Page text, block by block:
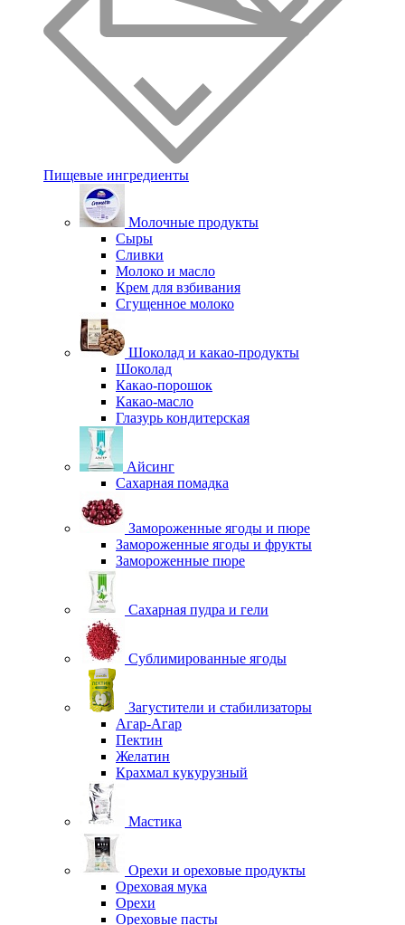
Пищевые ингредиенты
Молочные продукты
Сыры
Сливки
Молоко и масло
Крем для взбивания
Сгущенное молоко
Шоколад и какао-продукты
Шоколад
Какао-порошок
Какао-масло
Глазурь кондитерская
Айсинг
Сахарная помадка
Замороженные ягоды и пюре
Замороженные ягоды и фрукты
Замороженные пюре
Сахарная пудра и гели
Сублимированные ягоды
Загустители и стабилизаторы
Агар-Агар
Пектин
Желатин
Крахмал кукурузный
Мастика
Орехи и ореховые продукты
Ореховая мука
Орехи
Ореховые пасты